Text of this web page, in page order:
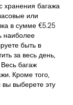
хранения багажа
или
в сумме €5.25
наиболее
быть в
за весь день,
Весь багаж
Кроме того,
выберете эту